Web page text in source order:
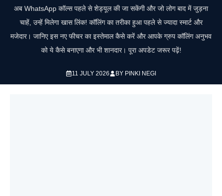
अब WhatsApp कॉल्स पहले से शेड्यूल की जा सकेंगी और जो लोग बाद में जुड़ना
चाहें, उन्हें मिलेगा खास लिंक! कॉलिंग का तरीका हुआ पहले से ज्यादा स्मार्ट और
मजेदार। जानिए इस नए फीचर का इस्तेमाल कैसे करें और आपके ग्रुप कॉलिंग अनुभव
को ये कैसे बनाएगा और भी शानदार। पूरा अपडेट जरूर पढ़ें!
11 JULY 2026 BY PINKI NEGI